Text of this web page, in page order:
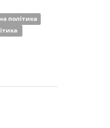
політика